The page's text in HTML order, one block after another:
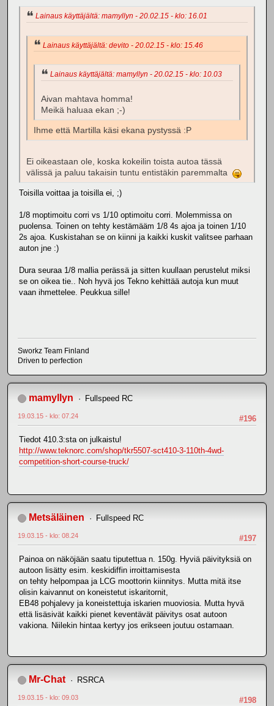
Lainaus käyttäjältä: mamyllyn - 20.02.15 - klo: 16.01
Lainaus käyttäjältä: devito - 20.02.15 - klo: 15.46
Lainaus käyttäjältä: mamyllyn - 20.02.15 - klo: 10.03
Aivan mahtava homma!
Meikä haluaa ekan ;-)
Ihme että Martilla käsi ekana pystyssä :P
Ei oikeastaan ole, koska kokeilin toista autoa tässä
välissä ja paluu takaisin tuntu entistäkin paremmalta
Toisilla voittaa ja toisilla ei, ;)
1/8 moptimoitu corri vs 1/10 optimoitu corri. Molemmissa on
puolensa. Toinen on tehty kestämääm 1/8 4s ajoa ja toinen 1/10
2s ajoa. Kuskistahan se on kiinni ja kaikki kuskit valitsee parhaan
auton jne :)
Dura seuraa 1/8 mallia perässä ja sitten kuullaan perustelut miksi
se on oikea tie.. Noh hyvä jos Tekno kehittää autoja kun muut
vaan ihmettelee. Peukkua sille!
Sworkz Team Finland
Driven to perfection
mamyllyn Fullspeed RC
#196
19.03.15 - klo: 07.24
Tiedot 410.3:sta on julkaistu!
http://www.teknorc.com/shop/tkr5507-sct410-3-110th-4wd-
competition-short-course-truck/
Metsäläinen Fullspeed RC
#197
19.03.15 - klo: 08.24
Painoa on näköjään saatu tiputettua n. 150g. Hyviä päivityksiä on
autoon lisätty esim. keskidiffin irroittamisesta
on tehty helpompaa ja LCG moottorin kiinnitys. Mutta mitä itse
olisin kaivannut on koneistetut iskaritornit,
EB48 pohjalevy ja koneistettuja iskarien muoviosia. Mutta hyvä
että lisäsivät kaikki pienet keventävät päivitys osat autoon
vakiona. Niilekin hintaa kertyy jos erikseen joutuu ostamaan.
Mr-Chat RSRCA
#198
19.03.15 - klo: 09.03